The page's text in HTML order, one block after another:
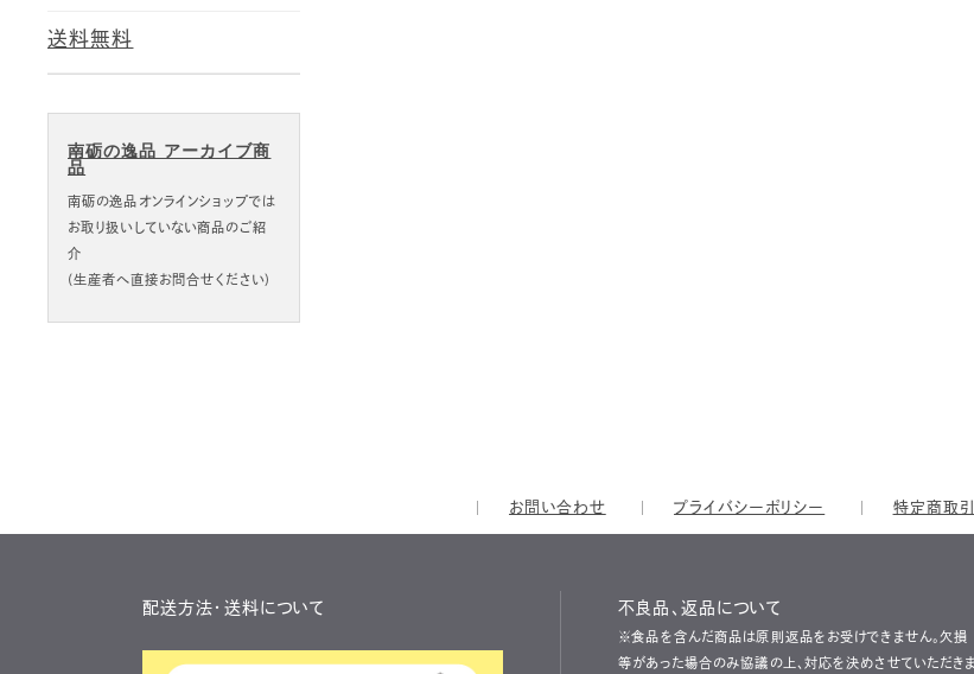
送料無料
南砺の逸品 アーカイブ商
品
南砺の逸品オンラインショップでは
お取り扱いしていない商品のご紹
介
(生産者へ直接お問合せください)
お問い合わせ プライバシーポリシー 特定商取
配送方法・送料について 不良品、返品について
※食品を含んだ商品は原則返品をお受けできません。欠損
等があった場合のみ協議の上、対応を決めさせていただきま